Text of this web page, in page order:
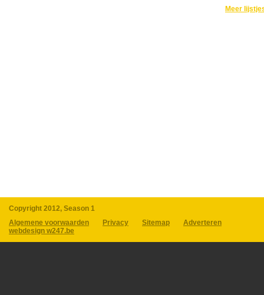
Meer
Copyright 2012, Season 1
Algemene voorwaarden
Privacy Sitemap
Adverteren
webdesign w247.be